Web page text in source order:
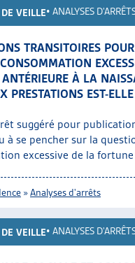
VEILLE• ANALYSES
TRANSITOIRES
À LA
PRESTATIONS EST-
suggéré pour
à se pencher sur la
excessive de la
»Analyses d'arrêts
VEILLE• ANALYSES